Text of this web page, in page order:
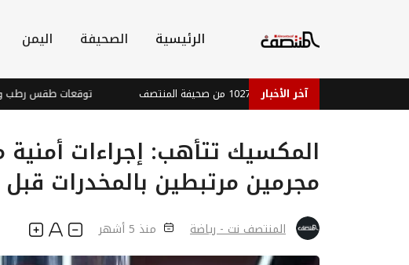
الرئيسية الصحيفة اليمن
آخر الأخبار
العدد 1027 من صحيفة المنتصف توقعات طقس رطب وحار
المكسيك تتأهب: إجراءات
مجرمين مرتبطين بالمخدرات قبل
المنتصف نت - رياضة منذ 5 أشهر